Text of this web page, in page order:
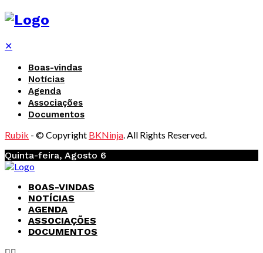
✕
Boas-vindas
Notícias
Agenda
Associações
Documentos
Rubik - © Copyright BKNinja. All Rights Reserved.
Quinta-feira, Agosto 6
BOAS-VINDAS
NOTÍCIAS
AGENDA
ASSOCIAÇÕES
DOCUMENTOS